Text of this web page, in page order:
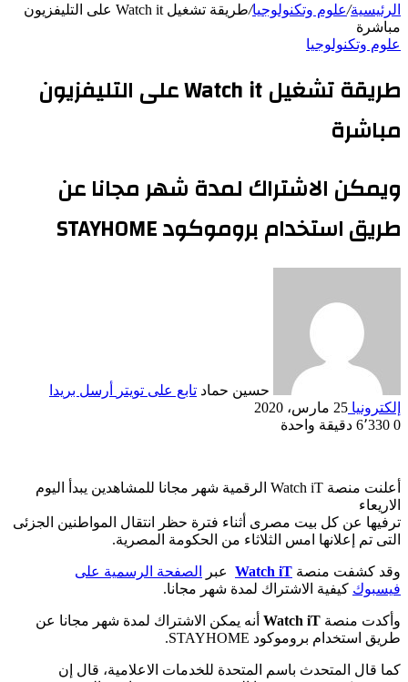
الرئيسية/علوم وتكنولوجيا/
طريقة تشغيل Watch it على التليفزيون
مباشرة
علوم وتكنولوجيا
طريقة تشغيل Watch it على التليفزيون
مباشرة
ويمكن الاشتراك لمدة شهر مجانا عن
طريق استخدام بروموكود STAYHOME
حسين حماد تابع على تويتر
أرسل بريدا
إلكترونيا 25 مارس، 2020
0
دقيقة واحدة
أعلنت منصة Watch iT الرقمية شهر مجانا للمشاهدين يبدأ اليوم
الاريعاء
ترفيها عن كل بيت مصرى أثناء فترة حظر انتقال المواطنين الجزئى
التى تم إعلانها امس الثلاثاء من الحكومة المصرية.
وقد كشفت منصة Watch iT عبر
الصفحة الرسمية على
فيسبوك كيفية الاشتراك لمدة شهر مجانا.
وأكدت منصة Watch iT أنه يمكن الاشتراك لمدة شهر مجانا عن
طريق استخدام بروموكود STAYHOME.
كما قال المتحدث باسم المتحدة للخدمات الاعلامية، قال إن